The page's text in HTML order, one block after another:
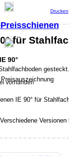
IE 90°
vorhanden
Drucken
für